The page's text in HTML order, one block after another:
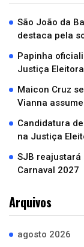
São João da
destaca pela
Papinha
Justiça
Maicon Cruz
Vianna
Candidatura
na Justiça
SJB reajustará
Carnaval 2027
Arquivos
agosto 2026